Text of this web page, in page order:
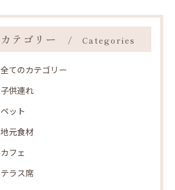
カテゴリー Categories
全てのカテゴリー
子供連れ
ペット
地元食材
カフェ
テラス席